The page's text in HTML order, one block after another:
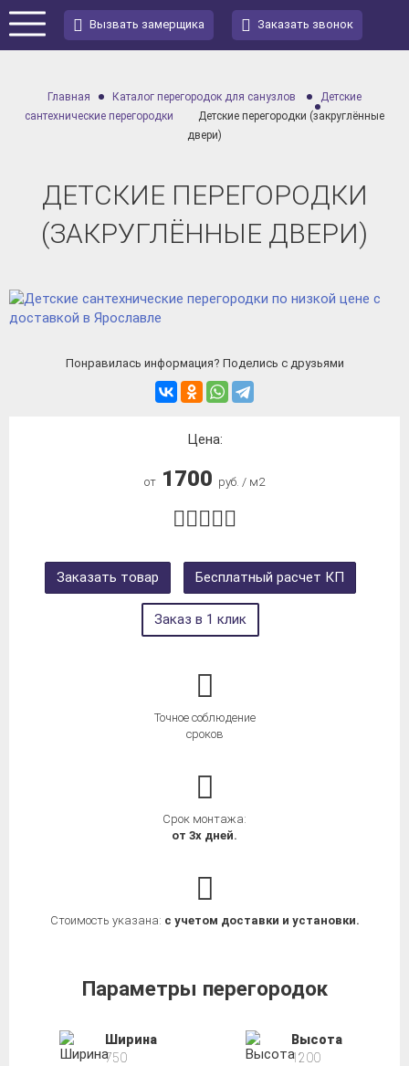
Вызвать замерщика Заказать звонок
Главная Каталог перегородок для санузлов
Детские
сантехнические перегородки
Детские перегородки (закруглённые
двери)
ДЕТСКИЕ ПЕРЕГОРОДКИ
(ЗАКРУГЛЁННЫЕ ДВЕРИ)
Понравилась информация? Поделись с друзьями
Цена:
от 1700 руб. / м2
Заказать товар Бесплатный расчет КП
Заказ в 1 клик
Точное соблюдение
сроков
Срок монтажа:
от 3х дней.
Стоимость указана: с учетом доставки и установки.
Параметры перегородок
Ширина
750
Высота
1200